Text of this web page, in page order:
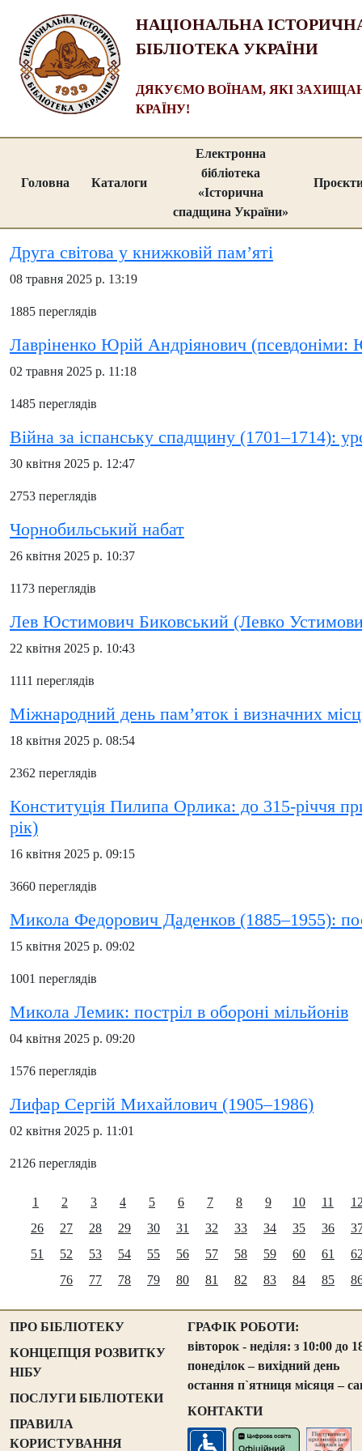
НАЦІОНАЛЬНА
БІБЛІОТЕКА УКРАЇНИ
ДЯКУЄМО ВОЇНАМ, ЯКІ
КРАЇНУ!
Головна Каталоги
Електронна
бібліотека
«Історична
спадщина України»
Друга світова у книжковій пам’яті
08 травня 2025 р. 13:19
1885 переглядів
Лавріненко Юрій Андріянович
02 травня 2025 р. 11:18
1485 переглядів
Війна за іспанську спадщину (1701–1714):
30 квітня 2025 р. 12:47
2753 переглядів
Чорнобильський набат
26 квітня 2025 р. 10:37
1173 переглядів
Лев Юстимович Биковський (Левко
22 квітня 2025 р. 10:43
1111 переглядів
Міжнародний день пам’яток і визначних
18 квітня 2025 р. 08:54
2362 переглядів
Конституція Пилипа Орлика: до 315-річчя
рік)
16 квітня 2025 р. 09:15
3660 переглядів
Микола Федорович Даденков (1885–1955):
15 квітня 2025 р. 09:02
1001 переглядів
Микола Лемик: постріл в обороні мільйонів
04 квітня 2025 р. 09:20
1576 переглядів
Лифар Сергій Михайлович (1905–1986)
02 квітня 2025 р. 11:01
2126 переглядів
1 2 3 4 5 6 7 8 9 10 11
26
27 28 29 30 31 32 33 34 35 36
51
52 53 54 55 56 57 58 59 60 61
76
77 78 79 80 81 82 83 84 85
ПРО БІБЛІОТЕКУ
КОНЦЕПЦІЯ РОЗВИТКУ
НІБУ
ПОСЛУГИ БІБЛІОТЕКИ
ПРАВИЛА
КОРИСТУВАННЯ
ГРАФІК РОБОТИ:
вівторок - неділя: з 10:00 до
понеділок – вихідний день
остання п`ятниця місяця –
КОНТАКТИ